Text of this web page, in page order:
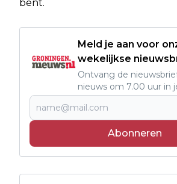
bent.
Meld je aan voor
wekelijkse
Ontvang de
nieuws om 7.00 uur in
Abonneren